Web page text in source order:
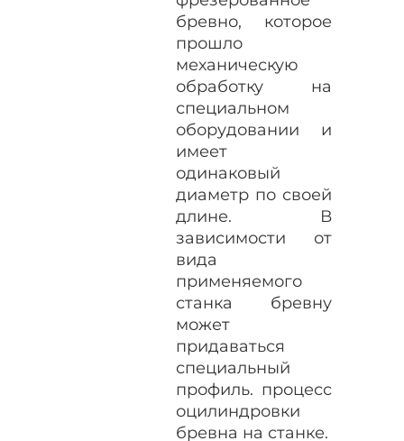
бревно, которое
прошло
механическую
обработку на
специальном
оборудовании и
имеет
одинаковый
диаметр по своей
длине. В
зависимости от
вида
применяемого
станка бревну
может
придаваться
специальный
профиль. процесс
оцилиндровки
бревна на станке.